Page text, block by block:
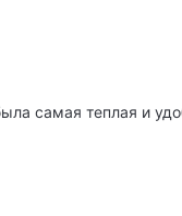
самая теплая и